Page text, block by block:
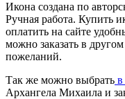
Икона создана по
Ручная работа. Купить
оплатить на сайте
можно заказать в
пожеланий.
Так же можно выбрать в
Архангела Михаила и